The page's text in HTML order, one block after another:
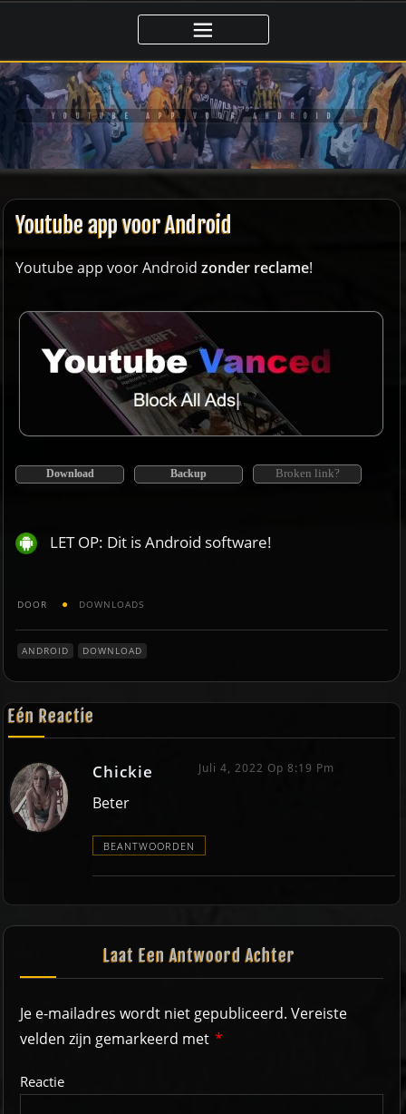
de
inhoud
YOUTUBE APP VOOR ANDROID
Youtube app voor Android
Youtube app voor Android zonder reclame!
Download Backup Broken link?
LET OP: Dit is Android software!
DOOR DOWNLOADS
ANDROID DOWNLOAD
Eén Reactie
Chickie Juli 4, 2022 Op 8:19 Pm
Beter
BEANTWOORDEN
Laat Een Antwoord Achter
Je e-mailadres wordt niet gepubliceerd. Vereiste
velden zijn gemarkeerd met *
Reactie